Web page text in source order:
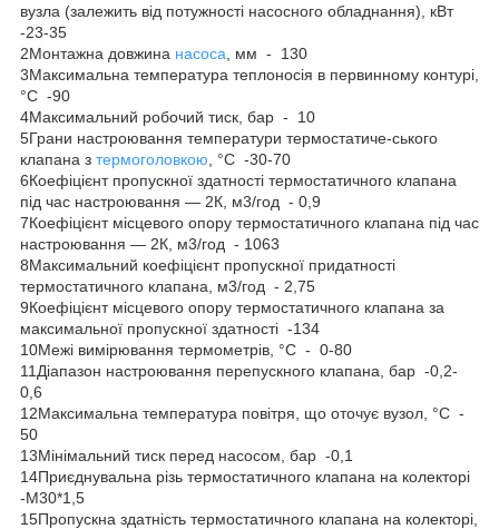
вузла (залежить від потужності насосного обладнання), кВт
-23-35
2Монтажна довжина насоса , мм - 130
3Максимальна температура теплоносія в первинному контурі,
°C -90
4Максимальний робочий тиск, бар - 10
5Грани настроювання температури термостатиче-ського
клапана з термоголовкою , °C -30-70
6Коефіцієнт пропускної здатності термостатичного клапана
під час настроювання — 2К, м3/год - 0,9
7Коефіцієнт місцевого опору термостатичного клапана під час
настроювання — 2К, м3/год - 1063
8Максимальний коефіцієнт пропускної придатності
термостатичного клапана, м3/год - 2,75
9Коефіцієнт місцевого опору термостатичного клапана за
максимальної пропускної здатності -134
10Межі вимірювання термометрів, °C - 0-80
11Діапазон настроювання перепускного клапана, бар -0,2-
0,6
12Максимальна температура повітря, що оточує вузол, °С -
50
13Мінімальний тиск перед насосом, бар -0,1
14Приєднувальна різь термостатичного клапана на колекторі
-М30*1,5
15Пропускна здатність термостатичного клапана на колекторі,